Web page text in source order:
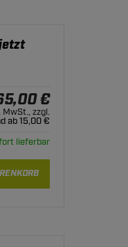
€
MwSt., zzgl.
ab 15,00 €
lieferbar